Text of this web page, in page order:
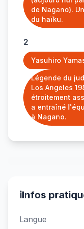
de Nagano).
du haïku.
2
Yasuhiro
Légende du
Los Angeles
étroitement
a entraîné
à Nagano.
ℹ️Infos
Langue